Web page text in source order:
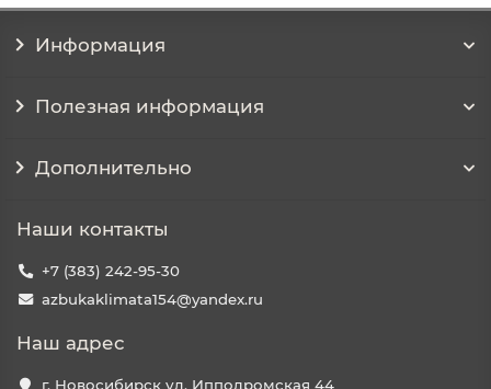
Информация
Полезная информация
Дополнительно
Наши контакты
+7 (383) 242-95-30
azbukaklimata154@yandex.ru
Наш адрес
г. Новосибирск ул. Ипподромская 44